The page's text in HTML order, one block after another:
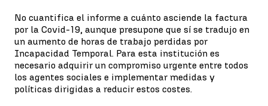
No cuantifica el informe a cuánto asciende la factura
por la Covid-19, aunque presupone que sí se tradujo en
un aumento de horas de trabajo perdidas por
Incapacidad Temporal. Para esta institución es
necesario adquirir un compromiso urgente entre todos
los agentes sociales e implementar medidas y
políticas dirigidas a reducir estos costes.